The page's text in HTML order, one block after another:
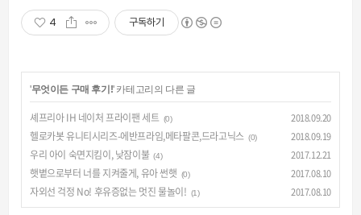
4 구독하기
'무엇이든 구매 후기!' 카테고리의 다른 글
셰프리아 IH 네이처 프라이팬 세트 (0) 2018.09.20
헬로카봇 유니티시리즈-에반프라임,메타팔콘,드라고닉스 (0) 2018.09.19
우리 아이 숙면지킴이, 낮잠이불 (4) 2017.12.21
햇볕으로부터 너를 지켜줄게, 유아 썬햇 (0) 2017.08.10
자외선 걱정 No! 후유증없는 멋진 물놀이! (1) 2017.08.10